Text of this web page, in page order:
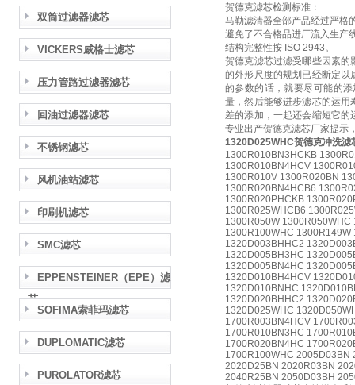
双筒过滤器滤芯
VICKERS威格士滤芯
压力管路过滤器滤芯
回油过滤器滤芯
不锈钢滤芯
风机油站滤芯
印刷机滤芯
SMC滤芯
EPPENSTEINER（EPE）滤
芯
SOFIMA索菲玛滤芯
DUPLOMATIC滤芯
PUROLATOR滤芯
贺德克滤芯检测标准：
马勒滤清器全部产品经过严格
避免了不合格品进厂流入生产
结构完整性按 ISO 2943。
贺德克滤芯过滤受哪些因素
的外形尺度的规划已经断定
的参数的话，就要尽可能的
量，然后能够进步滤芯的运
差的添加，一起还会缩短它
专业出产贺德克滤芯厂家提示
1320D025WHC贺德克冲洗滤
1300R010BN3HCKB
1300R010BN4HCV
1300R010V 1300R020BN
1300R020BN4HCB6
1300R020PHCKB
1300R025WHCB6
1300R050W
1300R100WHC
1320D003BHHC2
1320D005BH3HC
1320D005BN4HC
1320D010BH4HCV
1320D010BNHC
1320D020BHHC2
1320D025WHC
1700R003BN4HCV
1700R010BN3HC
1700R020BN4HC
1700R100WHC
2020D25BN 2020R03BN
2040R25BN 2050D03BH